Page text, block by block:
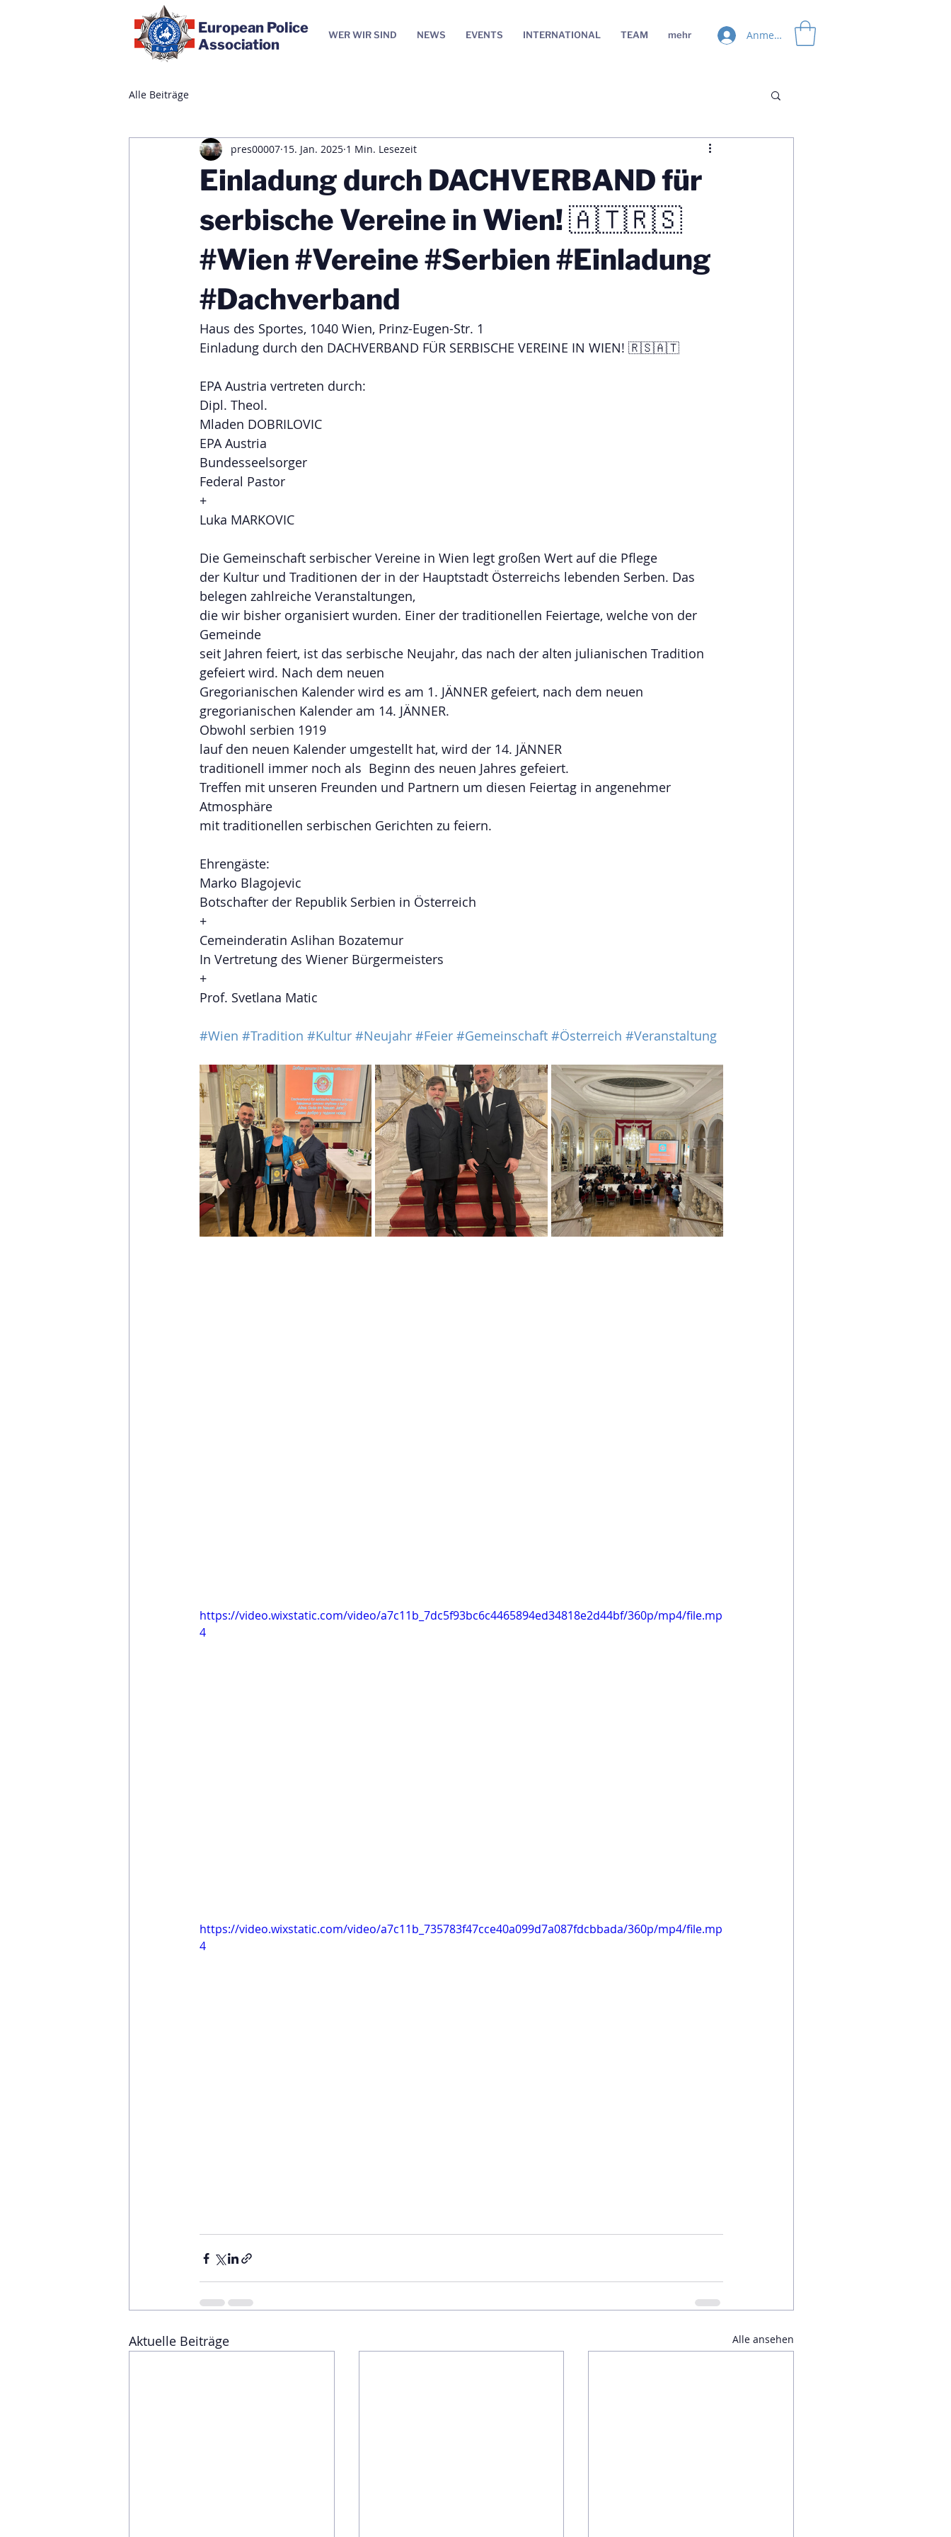
European Police
Association
WER WIR SIND NEWS EVENTS INTERNATIONAL TEAM mehr Anmelden
Alle Beiträge
Einladung durch DACHVERBAND für
serbische Vereine in Wien! 🇦🇹🇷🇸
#Wien #Vereine #Serbien #Einladung
#Dachverband
pres00007 15. Jan. 2025 1 Min. Lesezeit
Haus des Sportes, 1040 Wien, Prinz-Eugen-Str. 1
Einladung durch den DACHVERBAND FÜR SERBISCHE VEREINE IN WIEN! 🇷🇸🇦🇹
EPA Austria vertreten durch:
Dipl. Theol.
Mladen DOBRILOVIC
EPA Austria
Bundesseelsorger
Federal Pastor
+
Luka MARKOVIC
Die Gemeinschaft serbischer Vereine in Wien legt großen Wert auf die Pflege
der Kultur und Traditionen der in der Hauptstadt Österreichs lebenden Serben. Das
belegen zahlreiche Veranstaltungen,
die wir bisher organisiert wurden. Einer der traditionellen Feiertage, welche von der
Gemeinde
seit Jahren feiert, ist das serbische Neujahr, das nach der alten julianischen Tradition
gefeiert wird. Nach dem neuen
Gregorianischen Kalender wird es am 1. JÄNNER gefeiert, nach dem neuen
gregorianischen Kalender am 14. JÄNNER.
Obwohl serbien 1919
lauf den neuen Kalender umgestellt hat, wird der 14. JÄNNER
traditionell immer noch als  Beginn des neuen Jahres gefeiert.
Treffen mit unseren Freunden und Partnern um diesen Feiertag in angenehmer
Atmosphäre
mit traditionellen serbischen Gerichten zu feiern.
Ehrengäste:
Marko Blagojevic
Botschafter der Republik Serbien in Österreich
+
Cemeinderatin Aslihan Bozatemur
In Vertretung des Wiener Bürgermeisters
+
Prof. Svetlana Matic
#Wien #Tradition #Kultur #Neujahr #Feier #Gemeinschaft #Österreich #Veranstaltung
https://video.wixstatic.com/video/a7c11b_7dc5f93bc6c4465894ed34818e2d44bf/360p/mp4/file.mp
4
https://video.wixstatic.com/video/a7c11b_735783f47cce40a099d7a087fdcbbada/360p/mp4/file.mp
4
Aktuelle Beiträge Alle ansehen